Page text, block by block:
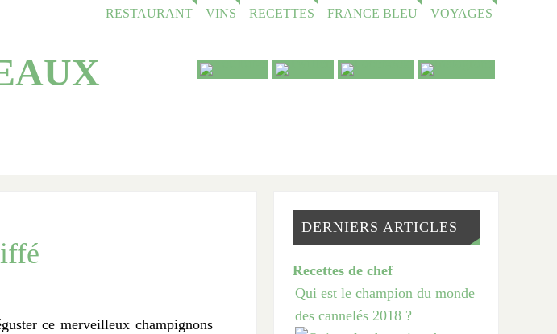
RESTAURANT VINS RECETTES FRANCE BLEU VOYAGES
ce merveilleux champignons
DERNIERS ARTICLES
Recettes de chef
Qui est le champion du monde
des cannelés 2018 ?